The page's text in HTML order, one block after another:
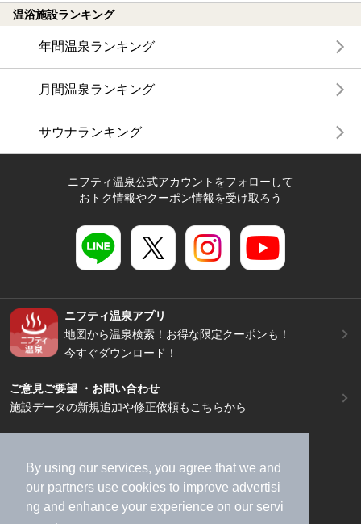
By using our services, you agree that we and
our partners use cookies to improve advertisi
ng and enhance your experience on our servi
温浴施設ランキング
年間温泉ランキング
月間温泉ランキング
サウナランキング
ニフティ温泉公式アカウントをフォローして
おトク情報やクーポン情報を受け取ろう
ニフティ温泉アプリ
地図から温泉検索！お得な限定クーポンも！
今すぐダウンロード！
ご意見ご要望 ・お問い合わせ
施設データの新規追加や修正依頼もこちらから
加盟店募集（資料請求）
広告出稿のご案内
利用規約
ライフスタイルMEMBERS+規約
特定商取引法に基づく表記
ヘルプ 採用情報